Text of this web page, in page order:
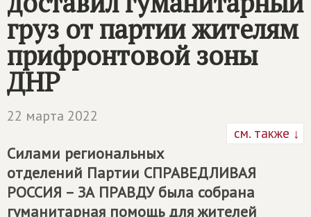
груз от партии жителям
прифронтовой зоны
ДНР
22 марта 2022
см. также ↓
Силами региональных
отделений Партии СПРАВЕДЛИВАЯ
РОССИЯ – ЗА ПРАВДУбыла собрана
гуманитарная помощь для жителей